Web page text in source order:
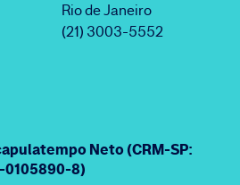
Rio de Janeiro
(21) 3003-5552
Neto (CRM-SP:
0105890-8)